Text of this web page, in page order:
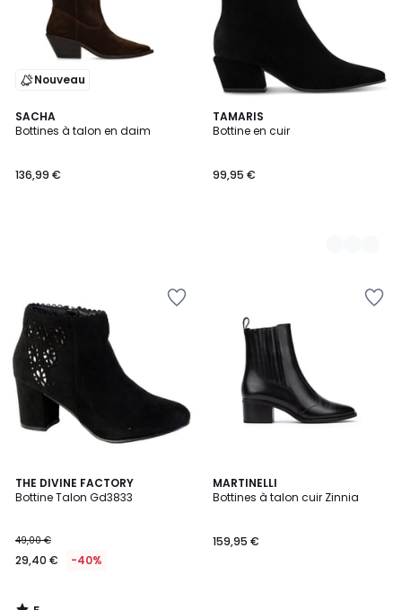
Nouveau
SACHA
Bottines à talon en daim
136,99 €
TAMARIS
Bottine en cuir
99,95 €
4
Couleurs
THE DIVINE FACTORY
Bottine Talon Gd3833
49,00 €
29,40 € -40%
5
/
MARTINELLI
Bottines à talon cuir Zinnia
159,95 €